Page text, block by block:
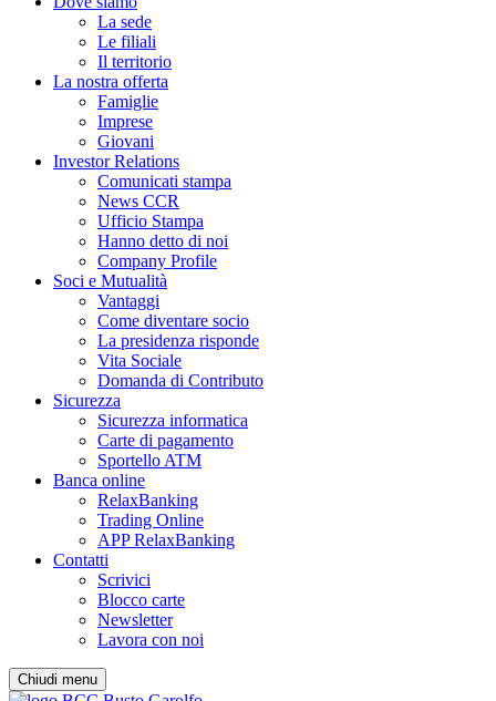
La sede
Le filiali
Il territorio
La nostra offerta
Famiglie
Imprese
Giovani
Investor Relations
Comunicati stampa
News CCR
Ufficio Stampa
Hanno detto di noi
Company Profile
Soci e Mutualità
Vantaggi
Come diventare socio
La presidenza risponde
Vita Sociale
Domanda di Contributo
Sicurezza
Sicurezza informatica
Carte di pagamento
Sportello ATM
Banca online
RelaxBanking
Trading Online
APP RelaxBanking
Contatti
Scrivici
Blocco carte
Newsletter
Lavora con noi
Chiudi menu